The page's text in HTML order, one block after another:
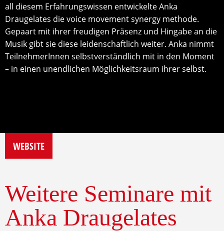
all diesem Erfahrungswissen entwickelte Anka
Draugelates die voice movement synergy methode.
Gepaart mit ihrer freudigen Präsenz und Hingabe an die
Musik gibt sie diese leidenschaftlich weiter. Anka nimmt
TeilnehmerInnen selbstverständlich mit in den Moment
– in einen unendlichen Möglichkeitsraum ihrer selbst.
WEBSITE
Weitere Seminare mit
Anka Draugelates